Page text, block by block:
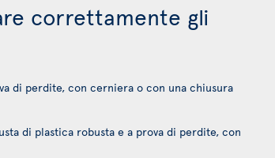
correttamente gli
di perdite, con cerniera o con una chiusura
di plastica robusta e a prova di perdite, con